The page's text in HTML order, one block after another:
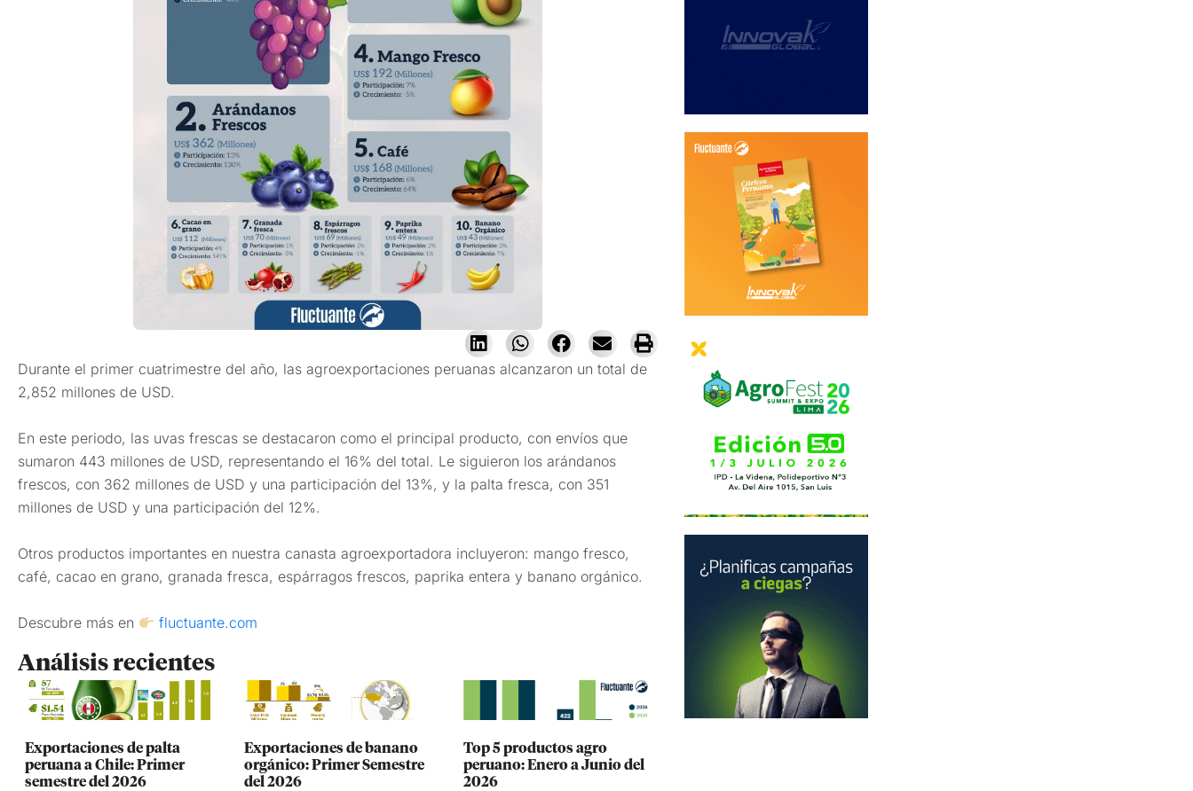
Durante el primer cuatrimestre del año, las agroexportaciones peruanas alcanzaron un total de
2,852 millones de USD.
En este periodo, las uvas frescas se destacaron como el principal producto, con envíos que
sumaron 443 millones de USD, representando el 16% del total. Le siguieron los arándanos
frescos, con 362 millones de USD y una participación del 13%, y la palta fresca, con 351
millones de USD y una participación del 12%.
Otros productos importantes en nuestra canasta agroexportadora incluyeron: mango fresco,
café, cacao en grano, granada fresca, espárragos frescos, paprika entera y banano orgánico.
Descubre más en fluctuante.com
Análisis recientes
Exportaciones de palta
peruana a Chile: Primer
semestre del 2026
Exportaciones de banano
orgánico: Primer Semestre
del 2026
Top 5 productos agro
peruano: Enero a Junio del
2026